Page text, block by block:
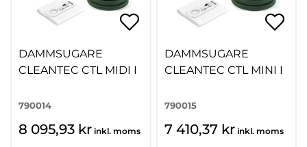
DAMMSUGARE
CLEANTEC CTL MIDI I
790014
8 095,93 kr inkl. moms
DAMMSUGARE
CLEANTEC CTL MINI I
790015
7 410,37 kr inkl. moms